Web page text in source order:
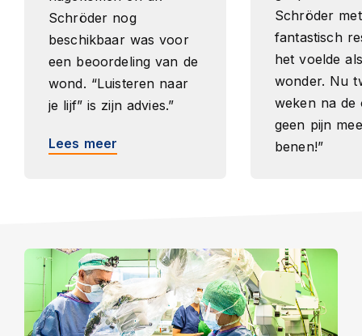
Schröder nog
beschikbaar was voor
een beoordeling van de
wond. “Luisteren naar
je lijf” is zijn advies.”
Lees meer
Schröder
fantastisch
het voelde
wonder. Nu
weken na de
geen pijn
benen!”